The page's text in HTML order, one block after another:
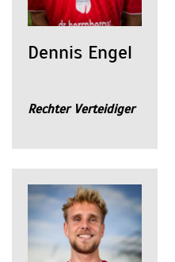
Dennis Engel
Rechter Verteidiger